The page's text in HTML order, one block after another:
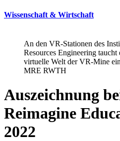
Wissenschaft & Wirtschaft
An den VR-Stationen des
Resources Engineering
virtuelle Welt der VR-Mine
MRE RWTH
Auszeichnung
Reimagine
2022